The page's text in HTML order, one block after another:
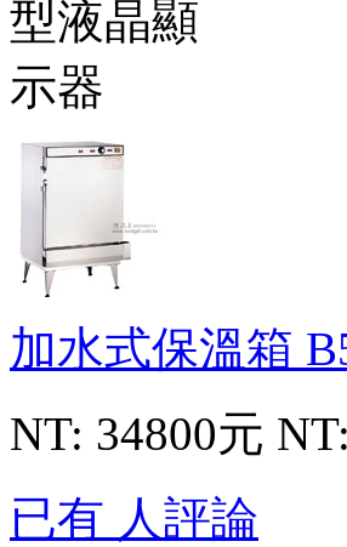
加水式保溫箱
NT: 34800元
已有 人評論